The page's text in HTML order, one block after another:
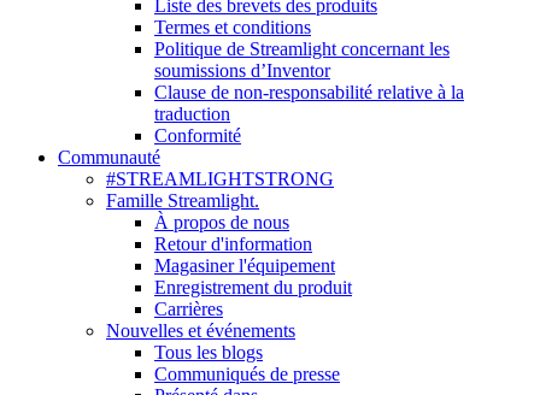
Liste des brevets des produits
Termes et conditions
Politique de Streamlight concernant les
soumissions d’Inventor
Clause de non-responsabilité relative à la
traduction
Conformité
Communauté
#STREAMLIGHTSTRONG
Famille Streamlight.
À propos de nous
Retour d'information
Magasiner l'équipement
Enregistrement du produit
Carrières
Nouvelles et événements
Tous les blogs
Communiqués de presse